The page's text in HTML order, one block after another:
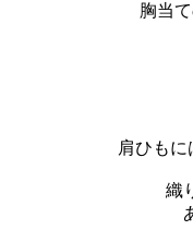
胸当
肩ひもに
織